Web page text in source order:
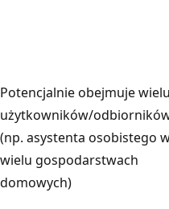
Potencjalnie obejmuje wielu
użytkowników/
(np. asystenta osobistego
wielu gospodarstwach
domowych)